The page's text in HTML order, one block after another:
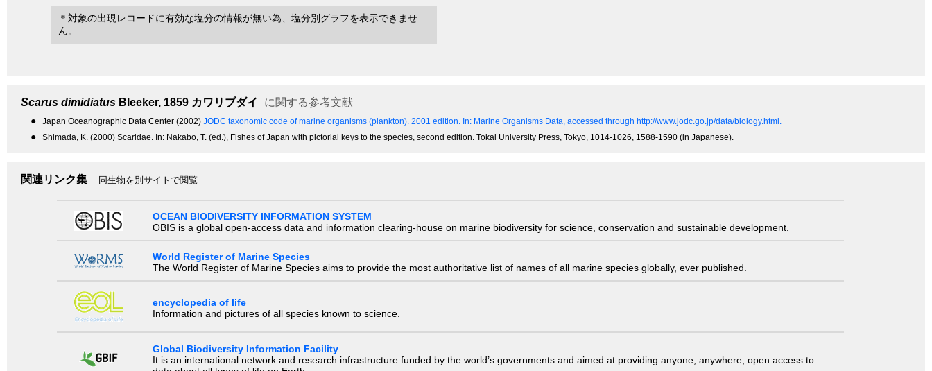
＊対象の出現レコードに有効な塩分の情報が無い為、塩分別グラフを表示できませ
ん。
Scarus dimidiatus Bleeker, 1859 カワリブダイ に関する参考文献
● Japan Oceanographic Data Center (2002) JODC taxonomic code of marine organisms (plankton). 2001 edition. In: Marine Organisms Data, accessed through http://www.jodc.go.jp/data/biology.html.
● Shimada, K. (2000) Scaridae. In: Nakabo, T. (ed.), Fishes of Japan with pictorial keys to the species, second edition. Tokai University Press, Tokyo, 1014-1026, 1588-1590 (in Japanese).
関連リンク集 同生物を別サイトで閲覧
OCEAN BIODIVERSITY INFORMATION SYSTEM
OBIS is a global open-access data and information clearing-house on marine biodiversity for science, conservation and sustainable development.
World Register of Marine Species
The World Register of Marine Species aims to provide the most authoritative list of names of all marine species globally, ever published.
encyclopedia of life
Information and pictures of all species known to science.
Global Biodiversity Information Facility
It is an international network and research infrastructure funded by the world’s governments and aimed at providing anyone, anywhere, open access to